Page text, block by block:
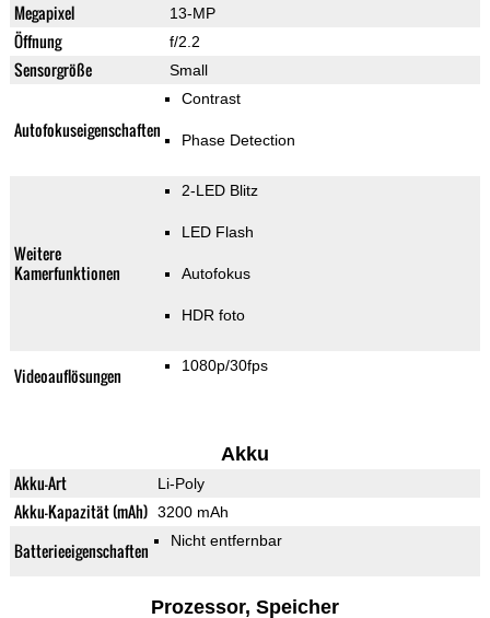
Megapixel 13-MP
Öffnung f/2.2
Sensorgröße Small
Autofokuseigenschaften
Contrast
Phase Detection
Weitere
Kamerfunktionen
2-LED Blitz
LED Flash
Autofokus
HDR foto
Videoauflösungen 1080p/30fps
Akku
Akku-Art Li-Poly
Akku-Kapazität (mAh) 3200 mAh
Batterieeigenschaften Nicht entfernbar
Prozessor, Speicher